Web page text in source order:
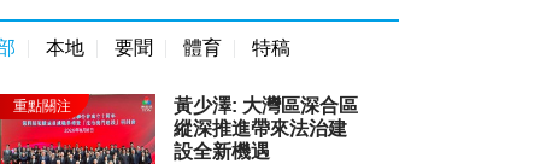
本地 要聞 體育 特稿
黃少澤: 大灣區深合區
縱深推進帶來法治建
設全新機遇